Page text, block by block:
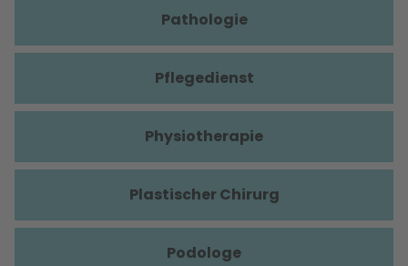
Pathologie
Pflegedienst
Physiotherapie
Plastischer Chirurg
Podologe